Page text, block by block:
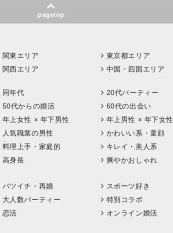
pagetop
関東エリア 東京都エリア
関西エリア 中国・四国エリア
同年代 20代パーティー
50代からの婚活 60代の出会い
年上女性 × 年下男性 年上男性 × 年下女性
人気職業の男性 かわいい系・童顔
料理上手・家庭的 キレイ・美人系
高身長 爽やかおしゃれ
バツイチ・再婚 スポーツ好き
大人数パーティー 特別コラボ
恋活 オンライン婚活